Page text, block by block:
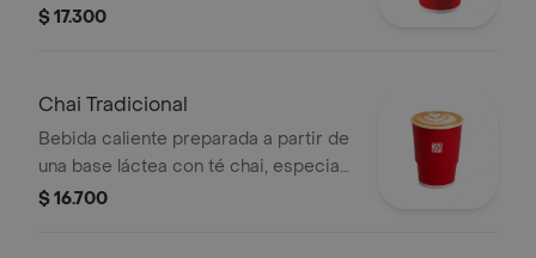
sabor de vainilla, endulzado con miel y
$ 17.300
Chai Tradicional
Bebida caliente preparada a partir de
una base láctea con té chai, especias
y endulzado con miel.
$ 16.700